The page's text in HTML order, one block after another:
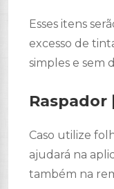
Esses itens
excesso de
simples e sem
Caso utilize
ajudará na
também na